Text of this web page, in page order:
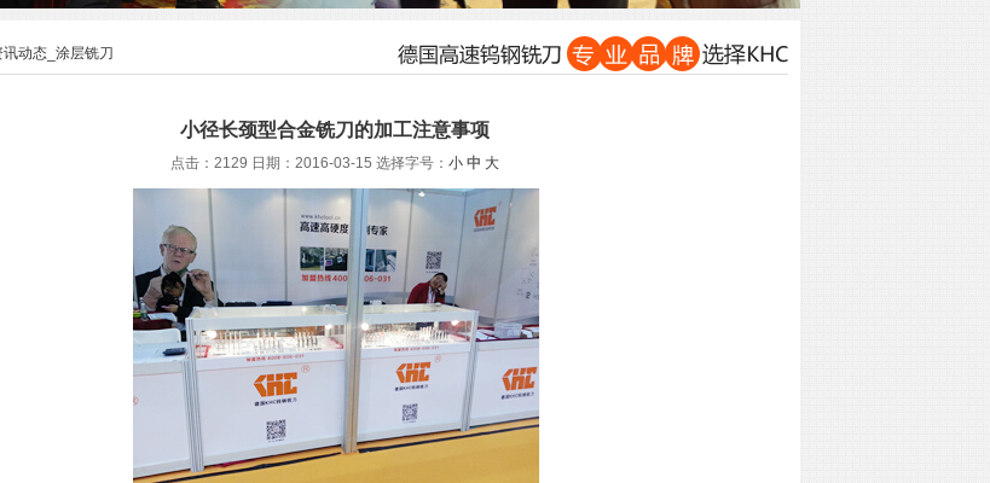
讯动态_涂层铣刀
小径长颈型合金铣刀的加工注意事项
点击：2129 日期：2016-03-15 选择字号： 小 中 大